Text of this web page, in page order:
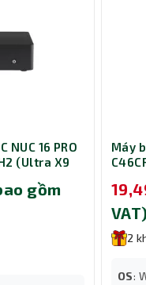
đem lại hiệu suất
NUC 16 PRO
(Ultra X9
gồm
Máy
1Y)
VAT)
2
OS: